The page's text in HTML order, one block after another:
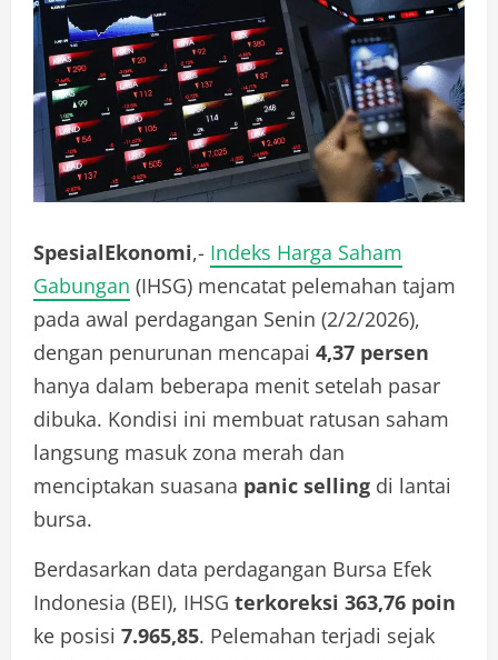
SpesialEkonomi,- Indeks Harga Saham
Gabungan (IHSG) mencatat pelemahan tajam
pada awal perdagangan Senin (2/2/2026),
dengan penurunan mencapai 4,37 persen
hanya dalam beberapa menit setelah pasar
dibuka. Kondisi ini membuat ratusan saham
langsung masuk zona merah dan
menciptakan suasana panic selling di lantai
bursa.
Berdasarkan data perdagangan Bursa Efek
Indonesia (BEI), IHSG terkoreksi 363,76 poin
ke posisi 7.965,85. Pelemahan terjadi sejak